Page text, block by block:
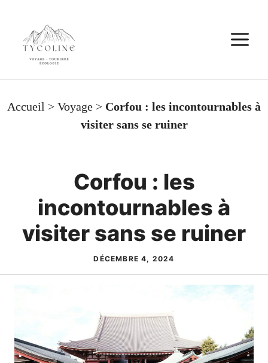
contenu
Accueil > Voyage > Corfou : les incontournables à
visiter sans se ruiner
Corfou : les
incontournables à
visiter sans se ruiner
DÉCEMBRE 4, 2024